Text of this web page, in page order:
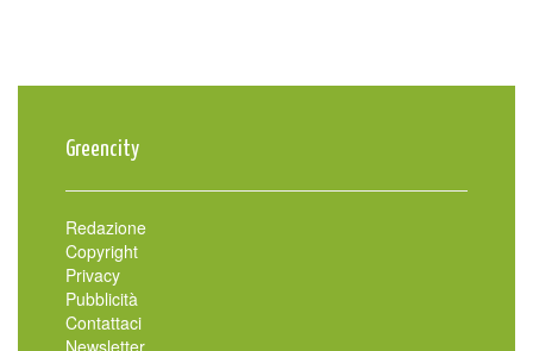
Greencity
Redazione
Copyright
Privacy
Pubblicità
Contattaci